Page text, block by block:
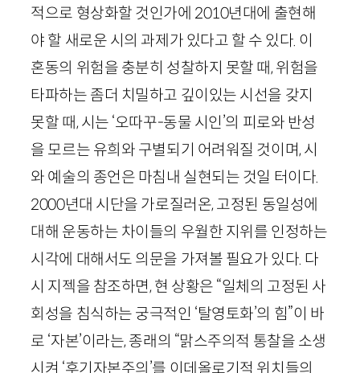
적으로 형상화할 것인가에 2010년대에 출현해
야 할 새로운 시의 과제가 있다고 할 수 있다. 이
혼동의 위험을 충분히 성찰하지 못할 때, 위험을
타파하는 좀더 치밀하고 깊이있는 시선을 갖지
못할 때, 시는 ‘오따꾸-동물 시인’의 피로와 반성
을 모르는 유희와 구별되기 어려워질 것이며, 시
와 예술의 종언은 마침내 실현되는 것일 터이다.
2000년대 시단을 가로질러온, 고정된 동일성에
대해 운동하는 차이들의 우월한 지위를 인정하는
시각에 대해서도 의문을 가져볼 필요가 있다. 다
시 지젝을 참조하면, 현 상황은 “일체의 고정된 사
회성을 침식하는 궁극적인 ‘탈영토화’의 힘”이 바
로 ‘자본’이라는, 종래의 “맑스주의적 통찰을 소생
시켜 ‘후기자본주의’를 이데올로기적 위치들의